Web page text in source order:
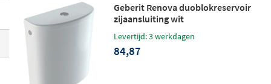
Geberit Renova duoblokreservoir
zijaansluiting wit
Levertijd: 3 werkdagen
84,87